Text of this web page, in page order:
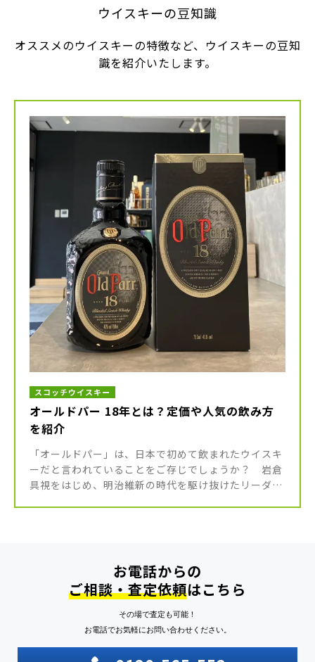
ウイスキーの豆知識
オススメのウイスキーの特徴など、ウイスキーの豆知
識を紹介いたします。
スコッチウイスキー
オールドパー 18年とは？定価や人気の飲み方
を紹介
「オールドパー」は、日本で初めて飲まれたウイスキ
ーだと言われていることをご存じでしょうか？ 岩倉
具視をはじめ、明治維新の時代を駆け抜けたリーダー
お電話からの
ご相談・査定依頼はこちら
その場で査定も可能！
お電話でお気軽にお問い合わせください。